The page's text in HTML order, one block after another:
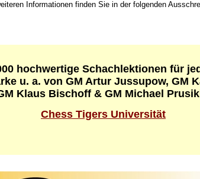
Informationen finden Sie in der folgenden
hochwertige Schachlektionen für
u. a. von GM Artur Jussupow, GM
Klaus Bischoff & GM Michael
Chess Tigers Universität